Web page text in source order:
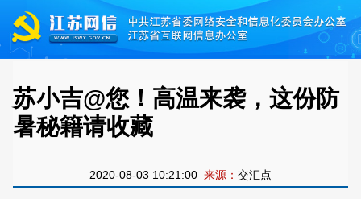
苏小吉@您！高温来袭，这份防
暑秘籍请收藏
2020-08-03 10:21:00 来源： 交汇点